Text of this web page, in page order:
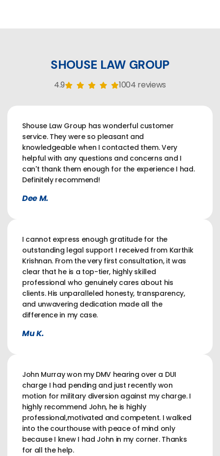
SHOUSE LAW GROUP
4.9 1004 reviews
Shouse Law Group has wonderful customer
service. They were so pleasant and
knowledgeable when I contacted them. Very
helpful with any questions and concerns and I
can't thank them enough for the experience I had.
Definitely recommend!
Dee M.
I cannot express enough gratitude for the
outstanding legal support I received from Karthik
Krishnan. From the very first consultation, it was
clear that he is a top-tier, highly skilled
professional who genuinely cares about his
clients. His unparalleled honesty, transparency,
and unwavering dedication made all the
difference in my case.
Mu K.
John Murray won my DMV hearing over a DUI
charge I had pending and just recently won
motion for military diversion against my charge. I
highly recommend John, he is highly
professional,motivated and competent. I walked
into the courthouse with peace of mind only
because I knew I had John in my corner. Thanks
for all the help.